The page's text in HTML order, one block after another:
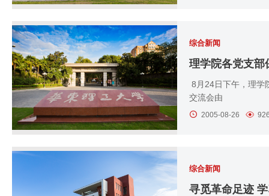
综合新闻
理学院各党支部
8月24日下午，理学
交流会由
2005-08-26
综合新闻
寻觅革命足迹